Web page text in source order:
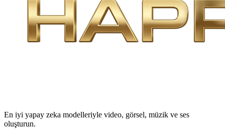
En iyi yapay zeka modelleriyle video, görsel, müzik ve ses
oluşturun.